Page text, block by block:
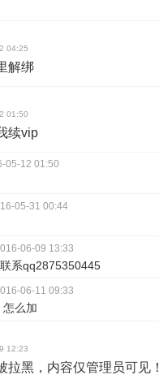
04:25
解绑
01:50
续vip
05-12 01:50
05-31 00:44
06-09 13:33
系qq2875350445
06-11 09:33
怎么加
12:23
拉黑，内容仅管理员可见！